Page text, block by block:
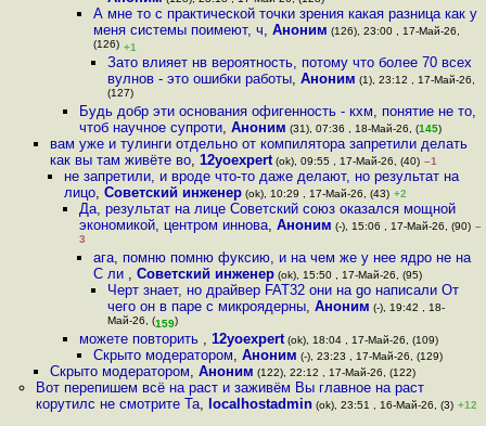
А мне то с практической точки зрения какая разница как у
меня системы поимеют, ч, Аноним (126), 23:00 , 17-Май-26,
(126) +1
Зато влияет нв вероятность, потому что более 70 всех
вулнов - это ошибки работы,Аноним (1), 23:12 , 17-Май-26,
(127)
Будь добр эти основания офигенность - кхм, понятие не то,
чтоб научное супроти, Аноним (31), 07:36 , 18-Май-26, (145)
вам уже и тулинги отдельно от компилятора запретили делать
как вы там живёте во, 12yoexpert(ok), 09:55 , 17-Май-26, (40) –1
не запретили, и вроде что-то даже делают, но результат на
лицо,Советский инженер (ok), 10:29 , 17-Май-26, (43) +2
Да, результат на лице Советский союз оказался мощной
экономикой, центром иннова, Аноним (-), 15:06 , 17-Май-26, (90) –
3
ага, помню помню фуксию, и на чем же у нее ядро не на
С ли , Советский инженер(ok), 15:50 , 17-Май-26, (95)
Черт знает, но драйвер FAT32 они на go написали От
чего он в паре с микроядерны,Аноним (-), 19:42 , 18-
Май-26, (159)
можете повторить , 12yoexpert(ok), 18:04 , 17-Май-26, (109)
Скрыто модератором, Аноним (-), 23:23 , 17-Май-26, (129)
Скрыто модератором, Аноним (122), 22:12 , 17-Май-26, (122)
Вот перепишем всё на раст и заживём Вы главное на раст
корутилс не смотрите Та, localhostadmin(ok), 23:51 , 16-Май-26, (3) +12